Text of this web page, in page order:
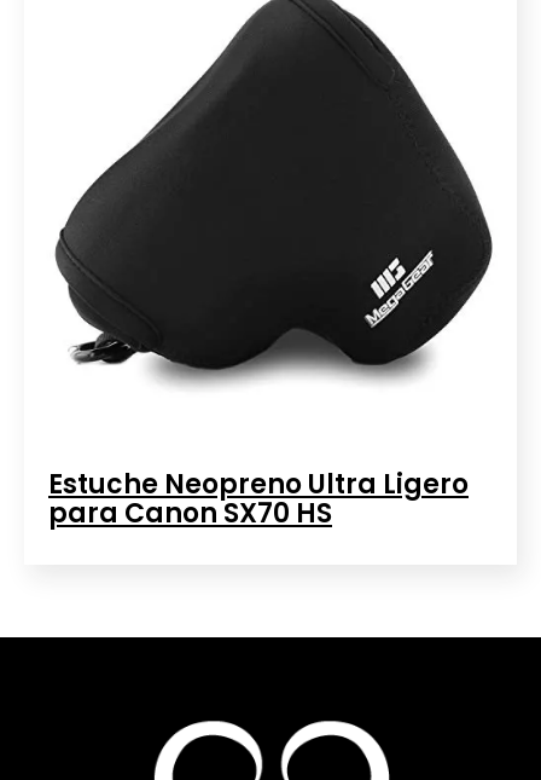
Estuche Neopreno Ultra Ligero
para Canon SX70 HS